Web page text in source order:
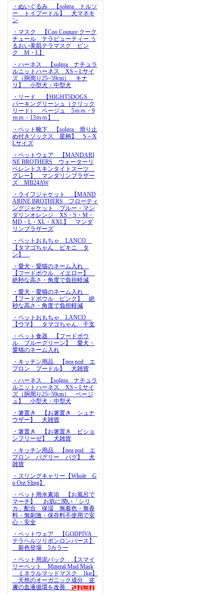
・ぬいぐるみ 【solgra トルソ
ー トイプードル】 犬マネキ
ン
・マスク 【Coo Couture クーク
チュール テラビューティー う
るおい美肌テラマスク ピン
ク M・L】
・ハーネス 【solgra ナチュラ
ルニットハーネス XS～Lサイ
ズ（胴周り25~59cm） キナ
リ】 小型犬・中型犬
・リード 【HIGHT5DOGS
パーキングリーシュ（クリック
リード） ベージュ 5ｍｍ・9
ｍｍ・13ｍｍ】
・ペット靴下 【solgra 滑り止
め付きソックス 星柄】 S～X
Lサイズ
・ペットウェア 【MANDARI
NE BROTHERS ウォーターリ
ペレントスキンタイトスーツ
グレー】 マンダリンブラザー
ズ MB24AW
・ライフジャケット 【MAND
ARINE BROTHERS フローティ
ングジャケット ブルー・マン
ダリンオレンジ XS・S・M・
MD・L・XL・XXL】 マンダ
リンブラザーズ
・ペットおもちゃ LANCO
【タマゴちゃん ビキニ タ
ン】
・愛犬・愛猫のネーム入れ
【フードボウル イエロー】
絶秒な高さ・角度で負担軽減
・愛犬・愛猫のネーム入れ
【フードボウル ピンク】 絶
秒な高さ・角度で負担軽減
・ペットおもちゃ LANCO
【ウマ】 タマゴちゃん 干支
・ペット食器 【フードボウ
ル ブルーグリーン】 愛犬・
愛猫のネーム入れ
・キッチン用品 【pea pod エ
プロン プードル】 犬雑貨
・ハーネス 【solgra ナチュラ
ルニットハーネス XS～Lサイ
ズ（胴周り25~59cm） ベージ
ュ】 小型犬・中型犬
・箸置き 【お箸置き シュナ
ウザー】 犬雑貨
・箸置き 【お箸置き ビショ
ンフリーゼ】 犬雑貨
・キッチン用品 【pea pod エ
プロン パグリー パグ】 犬
雑貨
・スリングキャリー【Whole G
o Out Sling】
・ペット用水素浴 【お風呂で
マーチ】 お肌に潤い「シリ
カ」配合 保湿 無着色・無香
料・無刺激・保存料不使用で安
心・安全
・ペットウェア 【GODPIVA
テラヘルツリボンロンパース】
新色登場 5カラー
・ペット用泥パック 【スマイ
リーペット Mineral Mud Mask
ミネラルマッドマスク 1kg】
天然のオーガニック成分 皮
膚の血液循環を改善